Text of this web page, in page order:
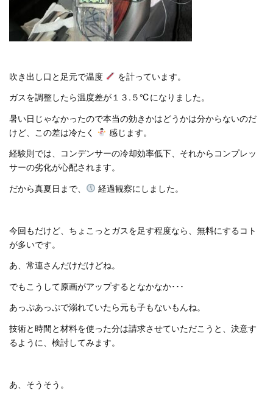
吹き出し口と足元で温度
を計っています。
ガスを調整したら温度差が１３.５℃になりました。
暑い日じゃなかったので本当の効きかはどうかは分からないのだ
けど、この差は冷たく
感じます。
経験則では、コンデンサーの冷却効率低下、それからコンプレッ
サーの劣化が心配されます。
だから真夏日まで、
経過観察にしました。
今回もだけど、ちょこっとガスを足す程度なら、無料にするコト
が多いです。
あ、常連さんだけだけどね。
でもこうして原画がアップするとなかなか･･･
あっぷあっぷで溺れていたら元も子もないもんね。
技術と時間と材料を使った分は請求させていただこうと、決意す
るように、検討してみます。
あ、そうそう。